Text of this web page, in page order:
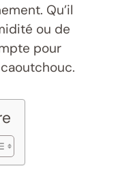
Qu’il
ou de
pour